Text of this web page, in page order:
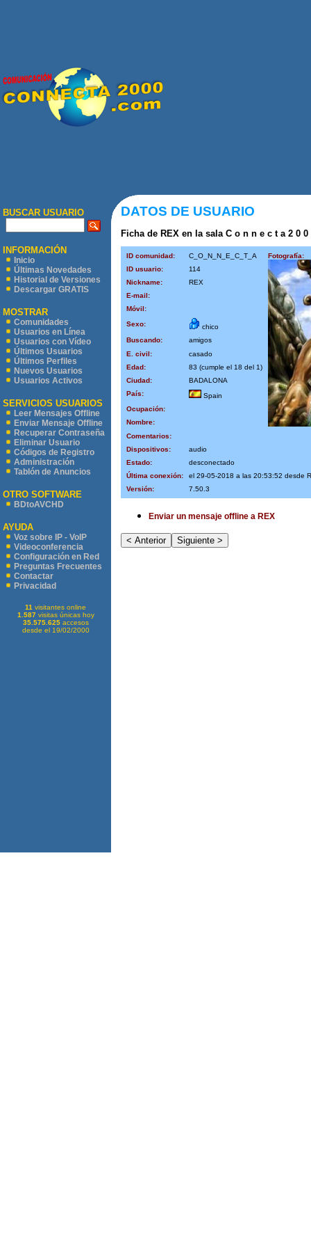
BUSCAR USUARIO
INFORMACIÓN
Inicio
Últimas Novedades
Historial de Versiones
Descargar GRATIS
MOSTRAR
Comunidades
Usuarios en Línea
Usuarios con Vídeo
Últimos Usuarios
Últimos Perfiles
Nuevos Usuarios
Usuarios Activos
SERVICIOS USUARIOS
Leer Mensajes Offline
Enviar Mensaje Offline
Recuperar Contraseña
Eliminar Usuario
Códigos de Registro
Administración
Tablón de Anuncios
OTRO SOFTWARE
BDtoAVCHD
AYUDA
Voz sobre IP - VoIP
Videoconferencia
Configuración en Red
Preguntas Frecuentes
Contactar
Privacidad
11 visitantes online
1.587visitas únicas hoy
35.575.625accesos
desde el 19/02/2000
DATOS DE USUARIO
Ficha de REX en la sala C o n n e c t a 2 0 0
ID comunidad: C_O_N_N_E_C_T_A
Fotografía:
ID usuario:
114
Nickname:
REX
E-mail:
Móvil:
Sexo:
chico
Buscando:
amigos
E. civil:
casado
Edad:
83 (cumple el 18 del 1)
Ciudad:
BADALONA
País:
Spain
Ocupación:
Nombre:
Comentarios:
Dispositivos:
audio
Estado:
desconectado
Última conexión:
el 29-05-2018 a las 20:53:52 desde
Versión:
7.50.3
Enviar un mensaje offline a REX